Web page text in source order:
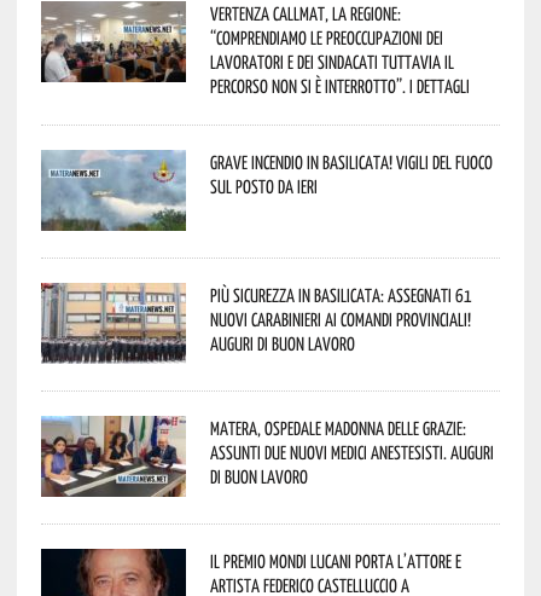
Vertenza CallMat, la Regione:
“comprendiamo le preoccupazioni dei
lavoratori e dei sindacati tuttavia il
percorso non si è interrotto”. I dettagli
Grave incendio in Basilicata! Vigili del fuoco
sul posto da ieri
Più sicurezza in Basilicata: assegnati 61
nuovi Carabinieri ai Comandi provinciali!
Auguri di buon lavoro
Matera, Ospedale Madonna delle Grazie:
assunti due nuovi medici anestesisti. Auguri
di buon lavoro
Il Premio Mondi Lucani porta l’attore e
artista Federico Castelluccio a